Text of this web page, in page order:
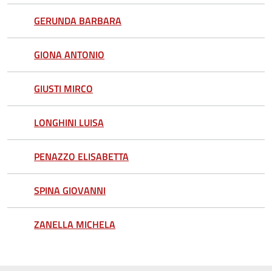
GERUNDA BARBARA
GIONA ANTONIO
GIUSTI MIRCO
LONGHINI LUISA
PENAZZO ELISABETTA
SPINA GIOVANNI
ZANELLA MICHELA